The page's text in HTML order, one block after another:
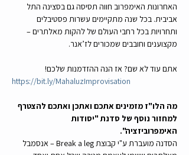
האחרונות האימפרוב חווה תסיסה גם בסצינה התל
אביבית. בכל שנה מתקיימים עשרות פסטיבלים
ותחרויות בכל רחבי העולם של להקות מאלתרים –
מקצוענים וחובבים שמכורים לז’אנר.
אתם עוד לא שם? אז הנה ההזדמנות שלכם!
https://bit.ly/MahaluzImprovisation
מה הלו"ז מזמינים אתכם ואתכן ואתכם להצטרף
למחזור נוסף של סדנת "יסודות
האימפרוביזציה".
הסדנה מועברת ע"י קבוצת Break a leg – אנסמבל